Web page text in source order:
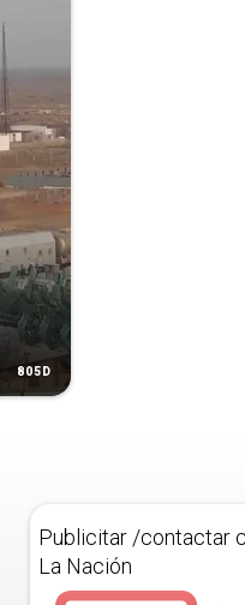
805D
Publicitar /contactar
La Nación